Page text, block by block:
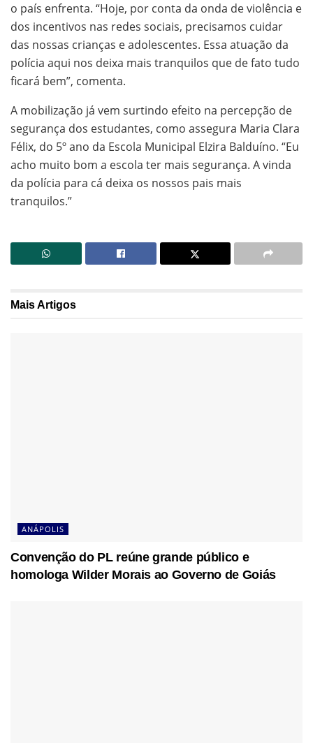
o país enfrenta. “Hoje, por conta da onda de violência e
dos incentivos nas redes sociais, precisamos cuidar
das nossas crianças e adolescentes. Essa atuação da
polícia aqui nos deixa mais tranquilos que de fato tudo
ficará bem”, comenta.
A mobilização já vem surtindo efeito na percepção de
segurança dos estudantes, como assegura Maria Clara
Félix, do 5º ano da Escola Municipal Elzira Balduíno. “Eu
acho muito bom a escola ter mais segurança. A vinda
da polícia para cá deixa os nossos pais mais
tranquilos.”
MaisArtigos
ANÁPOLIS
Convenção do PL reúne grande público e
homologa Wilder Morais ao Governo de Goiás